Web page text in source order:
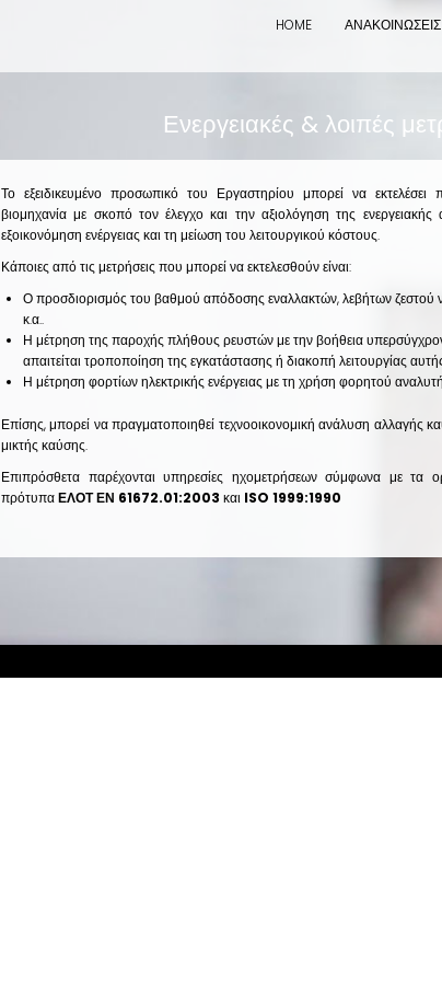
HOME ΑΝΑΚΟΙΝΩΣΕΙΣ
Ενεργειακές & λοιπές
Το εξειδικευμένο προσωπικό του Εργαστηρίου μπορεί να εκτελέσει
βιομηχανία με σκοπό τον έλεγχο και την αξιολόγηση της
εξοικονόμηση ενέργειας και τη μείωση του λειτουργικού κόστους.
Κάποιες από τις μετρήσεις που μπορεί να εκτελεσθούν είναι:
Ο προσδιορισμός του βαθμού απόδοσης εναλλακτών, λεβήτων
κ.α..
Η μέτρηση της παροχής πλήθους ρευστών με την βοήθεια
απαιτείται τροποποίηση της εγκατάστασης ή διακοπή λειτουργίας
Η μέτρηση φορτίων ηλεκτρικής ενέργειας με τη χρήση φορητού
Επίσης, μπορεί να πραγματοποιηθεί τεχνοοικονομική ανάλυση αλλαγής
μικτής καύσης.
Επιπρόσθετα παρέχονται υπηρεσίες ηχομετρήσεων σύμφωνα με τα
πρότυπαΕΛΟΤ ΕΝ 61672.01:2003 και ISO 1999:1990